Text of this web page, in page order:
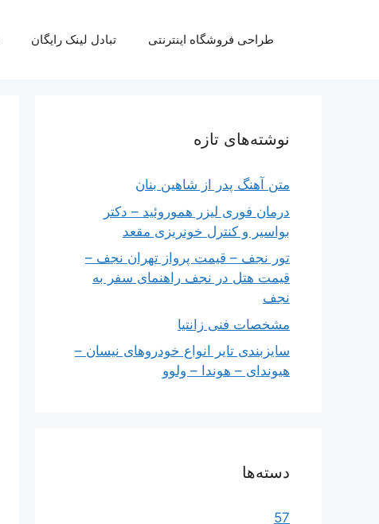
طراحی فروشگاه اینترنتی تبادل لینک رایگان
نوشته‌های تازه
متن آهنگ پدر از شاهین بنان
درمان فوری لیزر هموروئید – دکتر
بواسیر و کنترل خونریزی مقعد
تور نجف – قیمت پرواز تهران نجف –
قیمت هتل در نجف راهنمای سفر به
نجف
مشخصات فنی زانتیا
سایزبندی تایر انواع خودروهای نیسان –
هیوندای – هوندا – ولوو
دسته‌ها
57